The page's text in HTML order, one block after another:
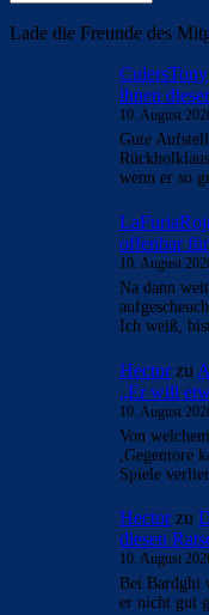
Lade die Freunde des
CulersTony
ihnen
10. August
Gute
wenn er so
offenbar
10. August
Na dann
Ich weiß,
Hectorzu
„Er will
10. August
Von
,Gegentore
Spiele
Hectorzu
diesen
10. August
Bei Bardghi
er nicht gut